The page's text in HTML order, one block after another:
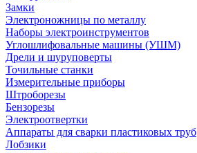
Замки
Электроножницы по металлу
Наборы электроинструментов
Углошлифовальные машины (УШМ)
Дрели и шуруповерты
Точильные станки
Измерительные приборы
Штроборезы
Бензорезы
Электроотвертки
Аппараты для сварки пластиковых труб
Лобзики